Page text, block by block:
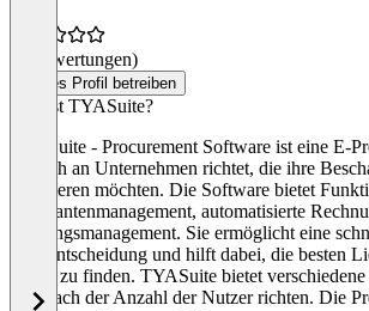
(0 Bewertungen)
Dieses Profil betreiben
Was ist TYASuite?
TYASuite - Procurement Software ist eine E-
die sich an Unternehmen richtet, die ihre
optimieren möchten. Die Software bietet
Lieferantenmanagement, automatisierte
Zahlungsmanagement. Sie ermöglicht eine
Kaufentscheidung und hilft dabei, die besten
Markt zu finden. TYASuite bietet
sich nach der Anzahl der Nutzer richten. Die